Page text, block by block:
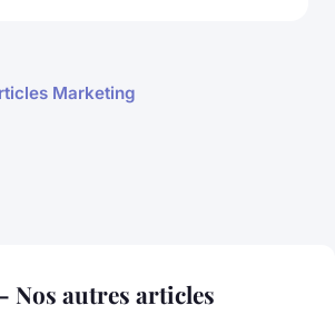
Marketing
autres articles